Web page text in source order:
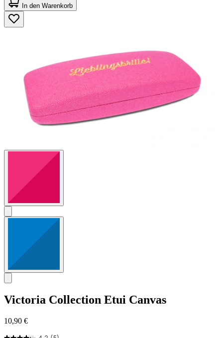
von
5
Sternen.
1
In den Warenkorb
Victoria Collection Etui Canvas
10,90 €